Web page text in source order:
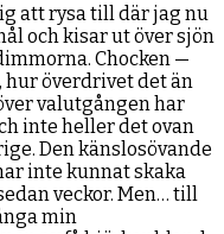
att rysa till där jag nu
och kisar ut över sjön
Chocken —
hur överdrivet det än
valutgången har
inte heller det ovan
Den känslosövande
inte kunnat skaka
veckor. Men… till
min